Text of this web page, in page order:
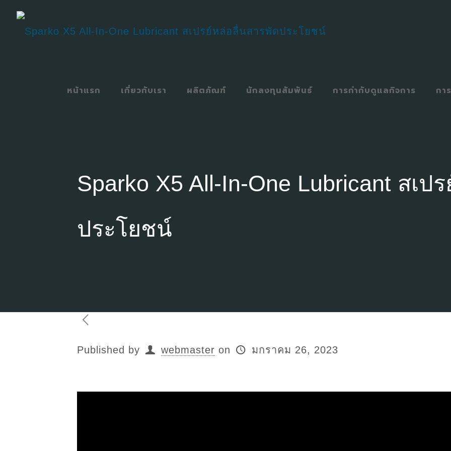
หน้าแรก เกี่ยวกับเรา ผลิตภัณฑ์ นักลงทุนสัมพันธ์ การกำกับดูแลกิจการ กา
Sparko X5 All-In-One Lubricant สเ
ประโยชน์
Published by webmaster on มกราคม 26, 2023